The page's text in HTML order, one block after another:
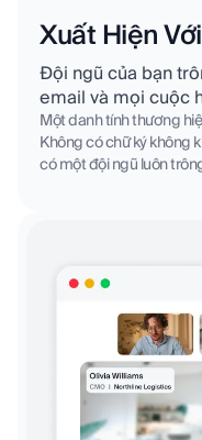
Xuất Hiện
Đội ngũ của bạn
email và mọi cuộc
Một danh tính thương
Không có chữ ký không
có một đội ngũ luôn